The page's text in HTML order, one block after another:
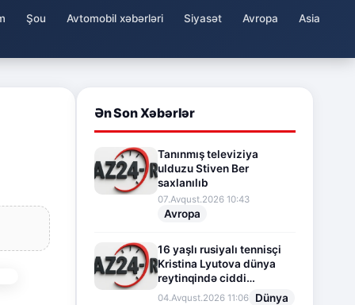
Şou Avtomobil xəbərləri Siyasət Avropa
Asia
Ən Son Xəbərlər
Tanınmış televiziya
ulduzu Stiven Ber
saxlanılıb
07.Avqust.2026 10:43
Avropa
16 yaşlı rusiyalı tennisçi
Kristina Lyutova dünya
reytinqində ciddi
irəliləyişə imza atdı
04.Avqust.2026 11:06 Dünya